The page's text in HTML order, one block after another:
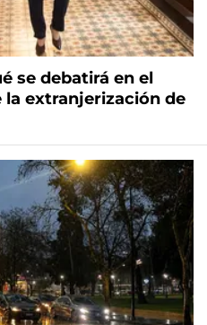
se debatirá en el
la extranjerización de